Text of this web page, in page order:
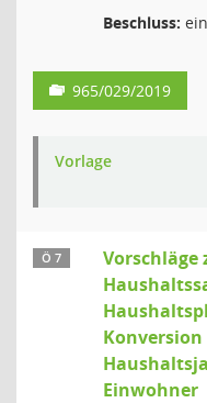
Beschluss:
965/029/2019
Vorlage
Ö 7
Einwohner